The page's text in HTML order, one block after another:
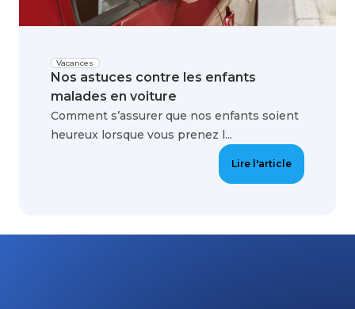
Vacances
Nos astuces contre les enfants
malades en voiture
Comment s’assurer que nos enfants soient
heureux lorsque vous prenez l...
Lire l'article